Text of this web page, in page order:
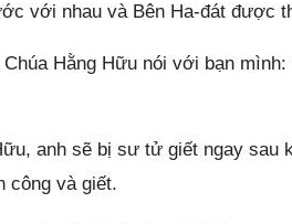
với nhau và Bên Ha-đát được
Hằng Hữu nói với bạn mình:
anh sẽ bị sư tử giết ngay sau
công và giết.